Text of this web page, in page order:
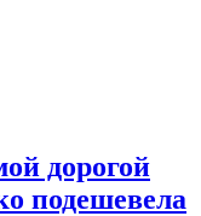
дорогой
подешевела